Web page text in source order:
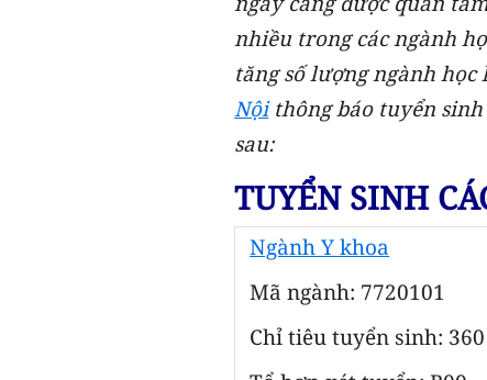
nhiều trong các ngành
tăng số lượng ngành
Nộithông báo tuyển sinh
sau:
TUYỂN SINH
Ngành Y khoa
Mã ngành: 7720101
Chỉ tiêu tuyển sinh: 360